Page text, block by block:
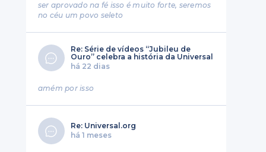
ser aprovado na fé isso é muito forte, seremos
no céu um povo seleto
Re: Série de vídeos “Jubileu de
Ouro” celebra a história da Universal
há 22 dias
amém por isso
Re: Universal.org
há 1 meses